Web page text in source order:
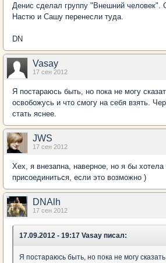
Денис сделал группу "Внешний человек".
Настю и Сашу перенесли туда.
DN
Vasay
17 сен 2012
Я постараюсь быть, но пока не могу
освобожусь и что смогу на себя взять.
стать яснее.
JWS
17 сен 2012
Хех, я внезапна, наверное, но я бы хотела
присоединиться, если это возможно )
DNAlh
17 сен 2012
17.09.2012 - 19:17 Vasay писал:
Я постараюсь быть, но пока не могу